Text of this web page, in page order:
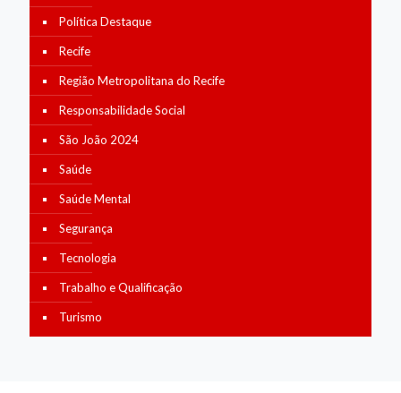
Política Destaque
Recife
Região Metropolitana do Recife
Responsabilidade Social
São João 2024
Saúde
Saúde Mental
Segurança
Tecnologia
Trabalho e Qualificação
Turismo